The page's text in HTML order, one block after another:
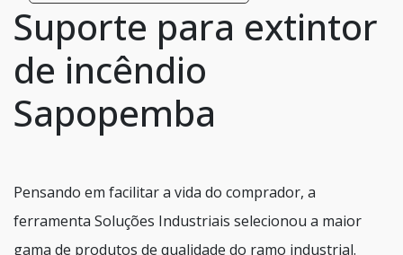
Suporte para extintor
de incêndio
Sapopemba
Pensando em facilitar a vida do comprador, a
ferramenta Soluções Industriais selecionou a maior
gama de produtos de qualidade do ramo industrial.